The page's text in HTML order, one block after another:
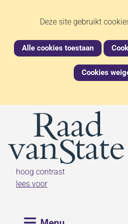
Cookies
toestaan?
Deze site gebruikt
het
gebruik
deze
website
toegestaan
of
Alle cookies toestaan
Cookies
hoog contrast
lees voor